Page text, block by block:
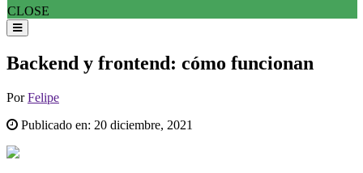
CLOSE
Backend y frontend: cómo funcionan
PorFelipe
Publicado en: 20 diciembre, 2021